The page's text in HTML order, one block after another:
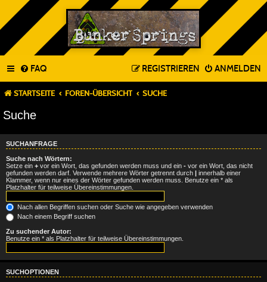
FAQ ANMELDEN
REGISTRIEREN
STARTSEITE FOREN-ÜBERSICHT SUCHE
Suche
SUCHANFRAGE
Suche nach Wörtern:
Setze ein + vor ein Wort, das gefunden werden muss und ein - vor ein Wort, das nicht
gefunden werden darf. Verwende mehrere Wörter getrennt durch | innerhalb einer
Klammer, wenn nur eines der Wörter gefunden werden muss. Benutze ein * als
Platzhalter für teilweise Übereinstimmungen.
Nach allen Begriffen suchen oder Suche wie angegeben verwenden
Nach einem Begriff suchen
Zu suchender Autor:
Benutze ein * als Platzhalter für teilweise Übereinstimmungen.
SUCHOPTIONEN